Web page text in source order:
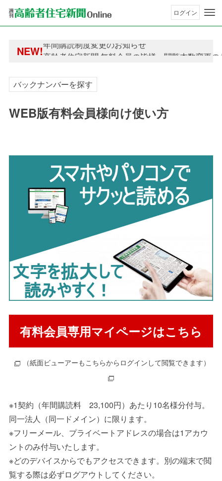
ログイン
NEW!高齢者住宅新聞 無料会員の皆様へ閲覧本数変更
高齢者住宅新聞 無料会員の皆様へ閲覧本数変更
バックナンバーを探す
WEB版有料会員様向け使い方
有料会員専用マイページはこちら
（紙面ビューアーもこちらからログインして閲覧できます）
※1契約（年間購読料 23,100円）あたり 10名様分付与。
同一法人（同一ドメイン）に限ります。
※フリーメール、プライベートアドレスの場合は1アカウ
ントのみ付与いたします。
※どのデバイスからでもアクセスできます。別の端末で閲
覧する際は必ずログアウトしてください。